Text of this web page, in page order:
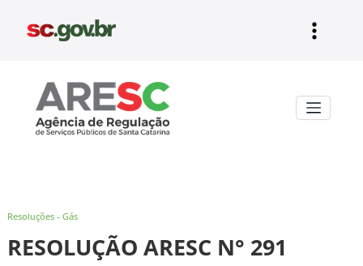
Resoluções - Gás
RESOLUÇÃO ARESC N° 291